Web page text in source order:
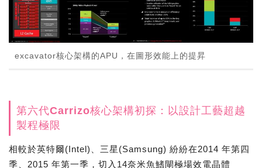
excavator核心架構的APU，在圖形效能上的提昇
第六代Carrizo核心架構初探：以設計工藝超越
製程極限
相較於英特爾(Intel)、三星(Samsung) 紛紛在2014 年第四
季、2015 年第一季，切入14奈米魚鰭閘極場效電晶體